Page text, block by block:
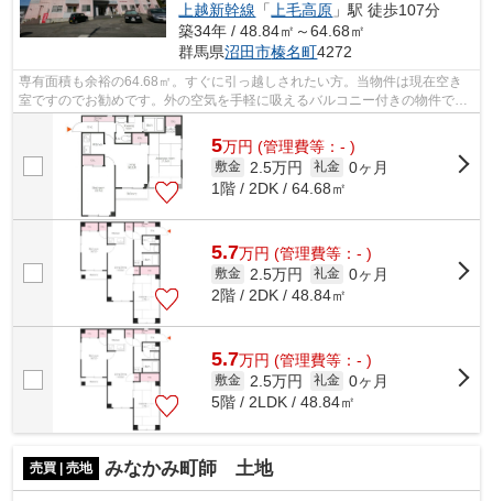
上越新幹線 「 上毛高原 」駅 徒歩107分
築34年 / 48.84㎡～64.68㎡
群馬県沼田市榛名町4272
専有面積も余裕の64.68㎡。すぐに引っ越しされたい方。当物件は現在空き
室ですのでお勧めです。外の空気を手軽に吸えるバルコニー付きの物件で
す。照明もついておりますので、買いなお...
5万円 (管理費等：- )
敷金 2.5万円 礼金 0ヶ月
1階 / 2DK / 64.68㎡
5.7万円 (管理費等：- )
敷金 2.5万円 礼金 0ヶ月
2階 / 2DK / 48.84㎡
5.7万円 (管理費等：- )
敷金 2.5万円 礼金 0ヶ月
5階 / 2LDK / 48.84㎡
売買 | 売地 みなかみ町師 土地